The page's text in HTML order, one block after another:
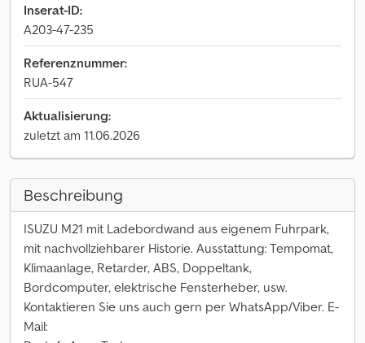
Inserat-ID:
A203-47-235
Referenznummer:
RUA-547
Aktualisierung:
zuletzt am 11.06.2026
Beschreibung
ISUZU M21 mit Ladebordwand aus eigenem Fuhrpark,
mit nachvollziehbarer Historie. Ausstattung: Tempomat,
Klimaanlage, Retarder, ABS, Doppeltank,
Bordcomputer, elektrische Fensterheber, usw.
Kontaktieren Sie uns auch gern per WhatsApp/Viber. E-
Mail: